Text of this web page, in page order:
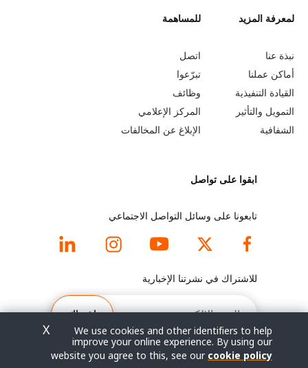
L
e
a
r
n
o
لمعرفة المزيد
نبذة عنا
أماكن عملنا
القيادة التنفيذية
التمويل والتأثير
الشفافية
G
o
b
e
y
n
d
f
o
o
t
e
للمساهمة
اتصل
تبرّعوا
وظائف
المركز الإعلامي
الإبلاغ عن المخالفات
ابقوا على تواصل
تابعونا على وسائل التواصل الاجتماعي
للاشتراك في نشرتنا الإخبارية
البريد
الإلكتروني
اشتراك
We use cookies and other identifiers to help
improve your online experience. By using our
website you agree to this, see ourcookie policy
X